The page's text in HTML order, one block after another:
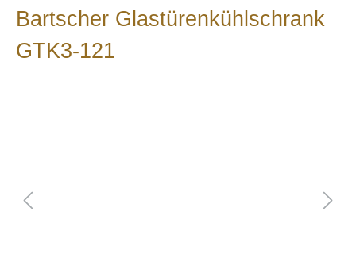
Bartscher Glastürenkühlschrank
GTK3-121